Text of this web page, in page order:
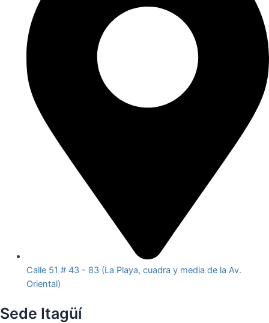
Calle 51 # 43 - 83 (La Playa, cuadra y media de la Av.
Oriental)
Sede Itagüí